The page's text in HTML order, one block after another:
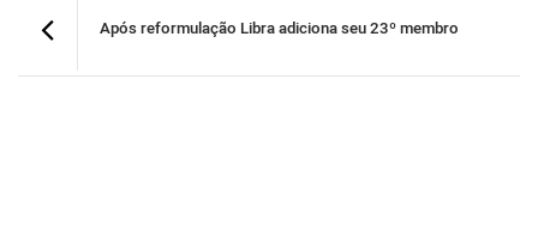
Após reformulação Libra adiciona seu 23º membro